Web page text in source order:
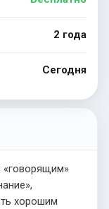
2 года
Сегодня
«говорящим»
хорошим